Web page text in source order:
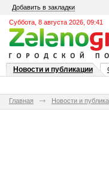
Добавить в закладки
Суббота, 8 августа 2026, 09:41
Новости и публикации
Главная Новости и